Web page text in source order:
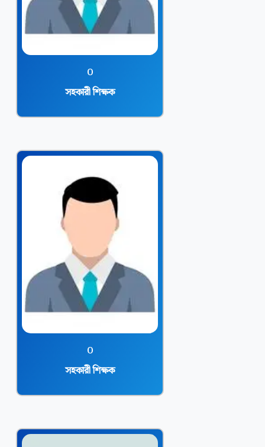
o
সহকারী শিক্ষক
o
সহকারী শিক্ষক